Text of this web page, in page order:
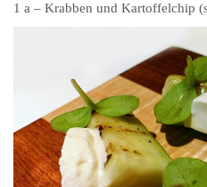
1 a – Krabben und Kartoffelchip